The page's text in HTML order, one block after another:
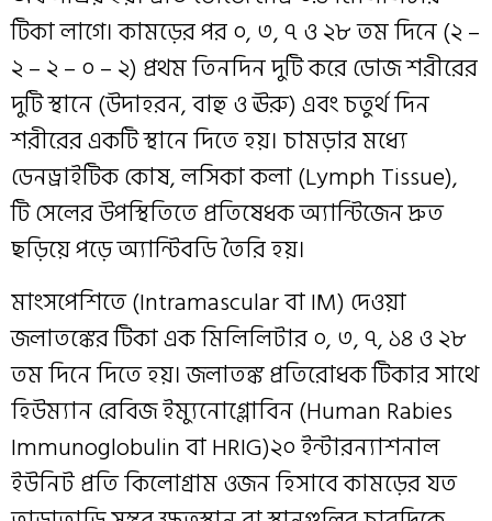
টিকা লাগে। কামড়ের পর ০, ৩, ৭ ও ২৮ তম দিনে (২ –
২ – ২ – ০ – ২) প্রথম তিনদিন দুটি করে ডোজ শরীরের
দুটি স্থানে (উদাহরন, বাহু ও ঊরু) এবং চতুর্থ দিন
শরীরের একটি স্থানে দিতে হয়। চামড়ার মধ্যে
ডেনড্রাইটিক কোষ, লসিকা কলা (Lymph Tissue),
টি সেলের উপস্থিতিতে প্রতিষেধক অ্যান্টিজেন দ্রুত
ছড়িয়ে পড়ে অ্যান্টিবডি তৈরি হয়।
মাংসপেশিতে (Intramascular বা IM) দেওয়া
জলাতঙ্কের টিকা এক মিলিলিটার ০, ৩, ৭, ১৪ ও ২৮
তম দিনে দিতে হয়। জলাতঙ্ক প্রতিরোধক টিকার সাথে
হিউম্যান রেবিজ ইম্যুনোগ্লোবিন (Human Rabies
Immunoglobulin বা HRIG)২০ ইন্টারন্যাশনাল
ইউনিট প্রতি কিলোগ্রাম ওজন হিসাবে কামড়ের যত